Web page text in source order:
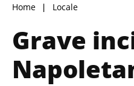
Home Locale
Grave